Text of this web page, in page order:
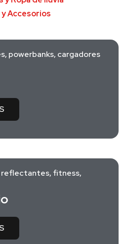
y Accesorios
powerbanks, cargadores
reflectantes, fitness,